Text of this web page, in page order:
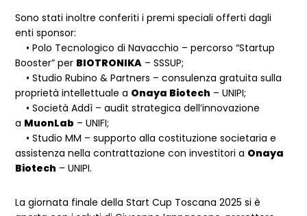
Sono stati inoltre conferiti i premi speciali offerti dagli
enti sponsor:
• Polo Tecnologico di Navacchio – percorso “Startup
Booster” per BIOTRONIKA – SSSUP;
• Studio Rubino & Partners – consulenza gratuita sulla
proprietà intellettuale a Onaya Biotech – UNIPI;
• Società Addì – audit strategica dell’innovazione
a MuonLab – UNIFI;
• Studio MM – supporto alla costituzione societaria e
assistenza nella contrattazione con investitori a Onaya
Biotech – UNIPI.
La giornata finale della Start Cup Toscana 2025 si è